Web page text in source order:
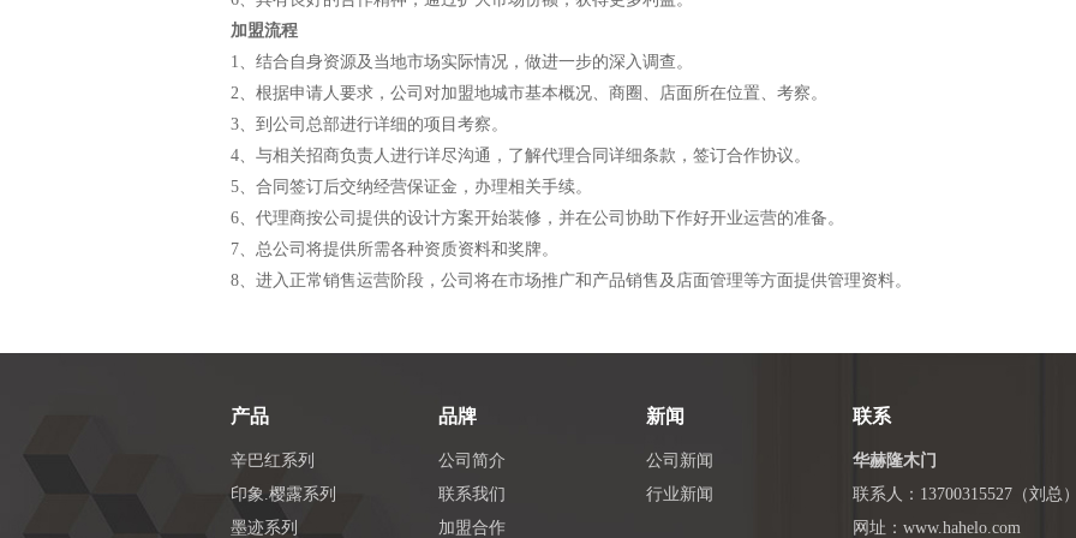
加盟流程
1、结合自身资源及当地市场实际情况，做进一步的深入调查。
2、根据申请人要求，公司对加盟地城市基本概况、商圈、店面所在位置、考察。
3、到公司总部进行详细的项目考察。
4、与相关招商负责人进行详尽沟通，了解代理合同详细条款，签订合作协议。
5、合同签订后交纳经营保证金，办理相关手续。
6、代理商按公司提供的设计方案开始装修，并在公司协助下作好开业运营的准备。
7、总公司将提供所需各种资质资料和奖牌。
8、进入正常销售运营阶段，公司将在市场推广和产品销售及店面管理等方面提供管理资料。
产品
辛巴红系列
印象.樱露系列
墨迹系列
品牌
公司简介
联系我们
加盟合作
新闻
公司新闻
行业新闻
联系
华赫隆木门
联系人：13700315527（刘总
网址：www.hahelo.com